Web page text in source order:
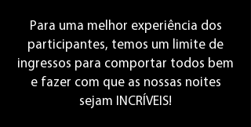
Para uma melhor experiência dos
participantes, temos um limite de
ingressos para comportar todos bem
e fazer com que as nossas noites
sejam INCRÍVEIS!